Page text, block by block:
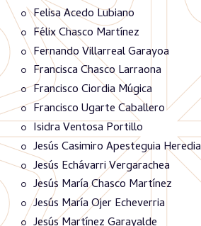
Felisa Acedo Lubiano
Félix Chasco Martínez
Fernando Villarreal Garayoa
Francisca Chasco Larraona
Francisco Ciordia Múgica
Francisco Ugarte Caballero
Isidra Ventosa Portillo
Jesús Casimiro Apesteguia Heredia
Jesús Echávarri Vergarachea
Jesús María Chasco Martínez
Jesús María Ojer Echeverria